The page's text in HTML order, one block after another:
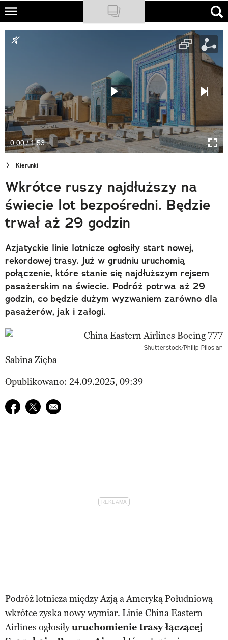
Skip
main
NATIONAL GEOGRAPHIC
Sklep
Newsletter
Cuda Polski
Wielki Konkurs Fotograficzny
Trendbook Podróżniczy
Polecane
0:00 / 1:53
Kierunki
Wkrótce ruszy najdłuższy na
świecie lot bezpośredni. Będzie
trwał aż 29 godzin
Azjatyckie linie lotnicze ogłosiły start nowej,
rekordowej trasy. Już w grudniu uruchomią
połączenie, które stanie się najdłuższym rejsem
pasażerskim na świecie. Podróż potrwa aż 29
godzin, co będzie dużym wyzwaniem zarówno dla
pasażerów, jak i załogi.
Shutterstock/Philip Pilosian
Sabina Zięba
Opublikowano: 24.09.2025, 09:39
Udostępnij na facebook
Udostępnij na twitter
E-mail do przyjaciela
Podróż lotnicza między Azją a Ameryką Południową
wkrótce zyska nowy wymiar. Linie China Eastern
Airlines ogłosiłyuruchomienie trasy łączącej